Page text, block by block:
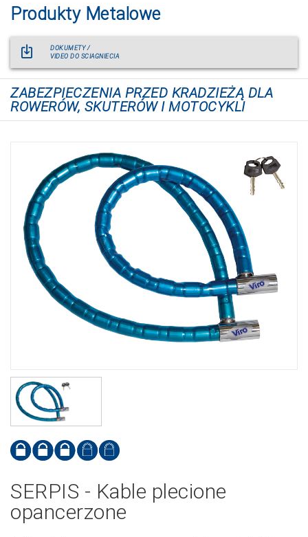
Produkty Metalowe
DOKUMETY /
VIDEO DO SCIAGNIECIA
ZABEZPIECZENIA PRZED KRADZIEŻĄ DLA
ROWERÓW, SKUTERÓW I MOTOCYKLI
SERPIS - Kable plecione
opancerzone